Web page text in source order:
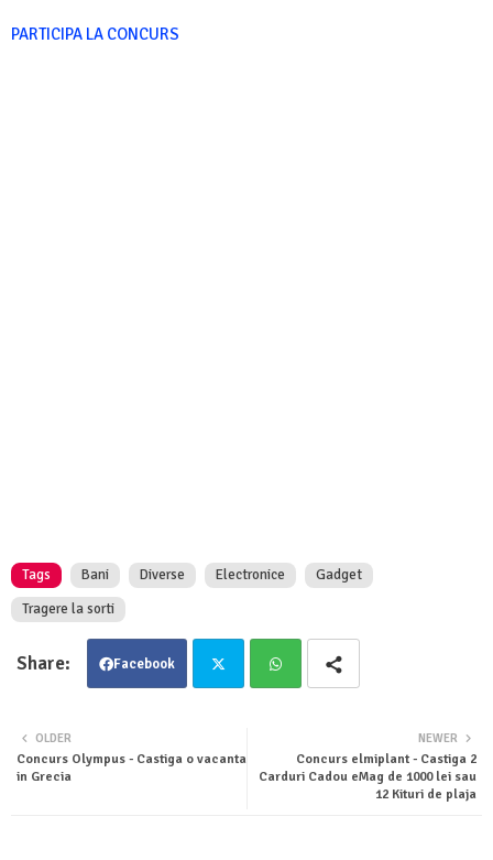
PARTICIPA LA CONCURS
Tags Bani Diverse Electronice
Gadget
Tragere la sorti
Facebook
ter
NEWER
Concurs elmiplant - Castiga 2
Carduri Cadou eMag de 1000 lei sau
12 Kituri de plaja
OLDER
Concurs Olympus - Castiga o vacanta
in Grecia